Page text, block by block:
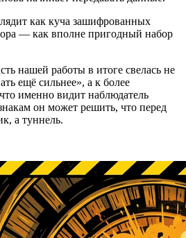
как куча зашифрованных
— как вполне пригодный набор
нашей работы в итоге свелась не
ещё сильнее», а к более
именно видит наблюдатель
он может решить, что перед
а туннель.